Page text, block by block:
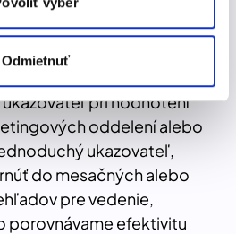
Odmietnuť
ako efektívne
rozpočet na tržby v
bez potreby sledovať
ukazovateľ pri hodnotení
oddelení alebo
ukazovateľ,
do mesačných alebo
pre vedenie,
porovnávame efektivitu